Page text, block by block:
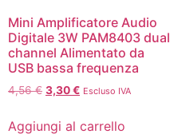
Mini Amplificatore Audio
Digitale 3W PAM8403 dual
channel Alimentato da
USB bassa frequenza
4,56€ 3,30€ Escluso IVA
Aggiungi al carrello